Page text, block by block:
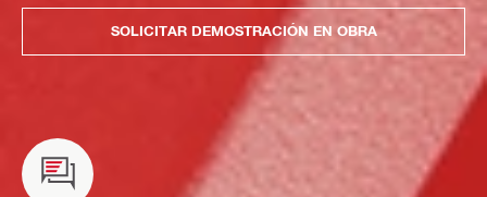
SOLICITAR DEMOSTRACIÓN EN OBRA